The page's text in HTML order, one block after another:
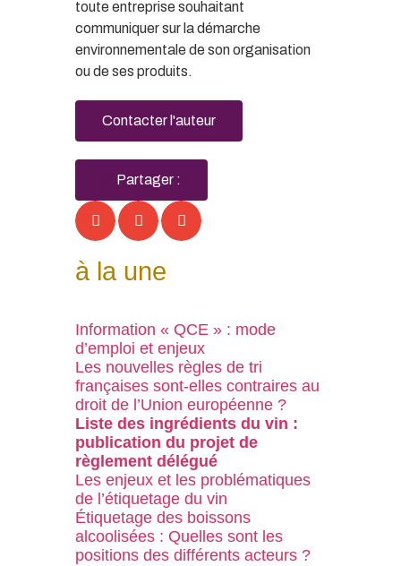
toute entreprise souhaitant
communiquer sur la démarche
environnementale de son organisation
ou de ses produits.
Contacter l'auteur
Partager :
à la une
Information « QCE » : mode
d’emploi et enjeux
Les nouvelles règles de tri
françaises sont-elles contraires au
droit de l’Union européenne ?
Liste des ingrédients du vin :
publication du projet de
règlement délégué
Les enjeux et les problématiques
de l’étiquetage du vin
Étiquetage des boissons
alcoolisées : Quelles sont les
positions des différents acteurs ?